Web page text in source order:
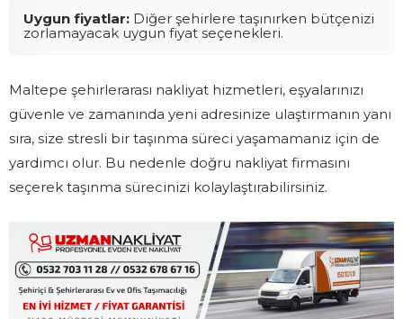
Uygun fiyatlar: Diğer şehirlere taşınırken bütçenizi
zorlamayacak uygun fiyat seçenekleri.
Maltepe şehirlerarası nakliyat hizmetleri, eşyalarınızı
güvenle ve zamanında yeni adresinize ulaştırmanın yanı
sıra, size stresli bir taşınma süreci yaşamamanız için de
yardımcı olur. Bu nedenle doğru nakliyat firmasını
seçerek taşınma sürecinizi kolaylaştırabilirsiniz.